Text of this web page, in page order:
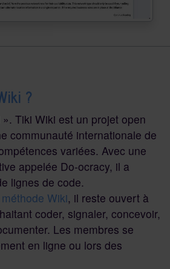
?
». Tiki Wiki est un projet open
communauté internationale de
variées. Avec une
appelée Do-ocracy, il a
lignes de code.
Wiki, il reste ouvert à
coder, signaler, concevoir,
Les membres se
en ligne ou lors des